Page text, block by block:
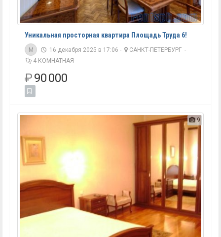
Уникальная просторная квартира Площадь Труда 6!
M 16 декабря 2025 в 17:06 - САНКТ-ПЕТЕРБУРГ -
4-КОМНАТНАЯ
₽90 000
9